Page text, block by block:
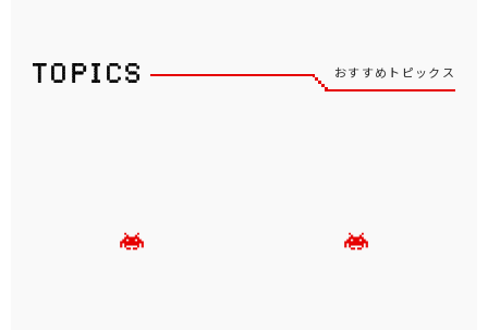
おすすめトピックス